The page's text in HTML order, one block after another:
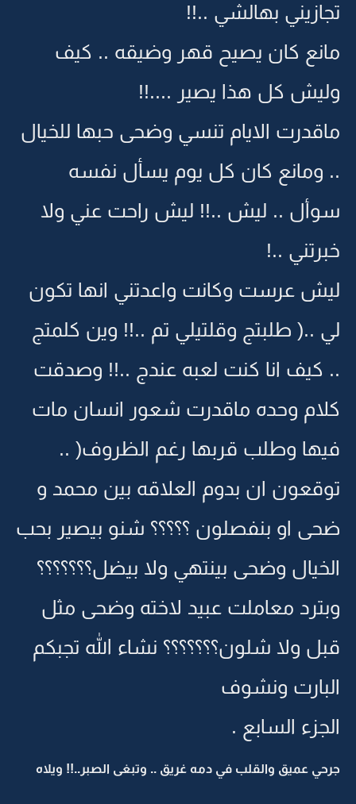
تجازيني بهالشي ..!!
مانع كان يصيح قهر وضيقه .. كيف
وليش كل هذا يصير ....!!
ماقدرت الايام تنسي وضحى حبها للخيال
.. ومانع كان كل يوم يسأل نفسه
سوأل .. ليش ..!! ليش راحت عني ولا
خبرتني ..!
ليش عرست وكانت واعدتني انها تكون
لي ..( طلبتج وقلتيلي تم ..!! وين كلمتج
.. كيف انا كنت لعبه عندج ..!! وصدقت
كلام وحده ماقدرت شعور انسان مات
فيها وطلب قربها رغم الظروف( ..
توقعون ان بدوم العلاقه بين محمد و
ضحى او بنفصلون ؟؟؟؟؟ شنو بيصير بحب
الخيال وضحى بينتهي ولا بيضل؟؟؟؟؟؟؟
وبترد معاملت عبيد لاخته وضحى مثل
قبل ولا شلون؟؟؟؟؟؟؟ نشاء الله تجبكم
البارت ونشوف
الجزء السابع .
جرحي عميق والقلب في دمه غريق .. وتبغى الصبر..!! ويلاه